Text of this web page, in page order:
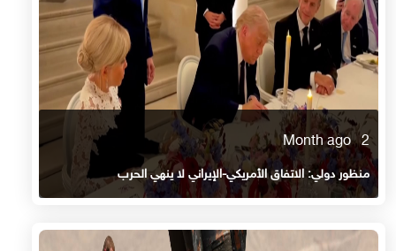
2 Month ago
منظور دولي: الاتفاق الأمريكي-الإيراني لا ينهي الحرب